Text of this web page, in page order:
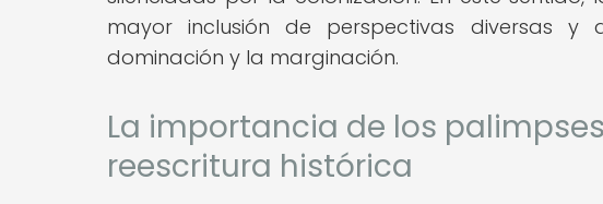
mayor inclusión de perspectivas diversas
dominación y la marginación.
La importancia de los
reescritura histórica